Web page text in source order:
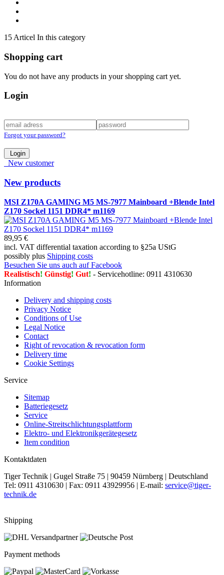
15 Articel In this category
Shopping cart
You do not have any products in your shopping cart yet.
Login
Forgot your password?
Login
New customer
New products
MSI Z170A GAMING M5 MS-7977 Mainboard +Blende Intel
Z170 Sockel 1151 DDR4* m1169
89,95 €
incl. VAT differential taxation according to §25a UStG
possibly plus Shipping costs
Besuchen Sie uns auch auf Facebook
Realistisch! Günstig! Gut! - Servicehotline: 0911 4310630
Information
Delivery and shipping costs
Privacy Notice
Conditions of Use
Legal Notice
Contact
Right of revocation & revocation form
Delivery time
Cookie Settings
Service
Sitemap
Batteriegesetz
Service
Online-Streitschlichtungsplattform
Elektro- und Elektronikgerätegesetz
Item condition
Kontaktdaten
Tiger Technik | Gugel Straße 75 | 90459 Nürnberg | Deutschland
Tel: 0911 4310630 | Fax: 0911 43929956 | E-mail: service@tiger-
technik.de
Shipping
Payment methods